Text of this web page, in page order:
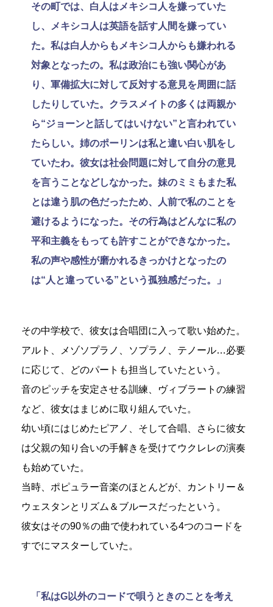
その町では、白人はメキシコ人を嫌っていた
し、メキシコ人は英語を話す人間を嫌ってい
た。私は白人からもメキシコ人からも嫌われる
対象となったの。私は政治にも強い関心があ
り、軍備拡大に対して反対する意見を周囲に話
したりしていた。クラスメイトの多くは両親か
ら“ジョーンと話してはいけない”と言われてい
たらしい。姉のポーリンは私と違い白い肌をし
ていたわ。彼女は社会問題に対して自分の意見
を言うことなどしなかった。妹のミミもまた私
とは違う肌の色だったため、人前で私のことを
避けるようになった。その行為はどんなに私の
平和主義をもっても許すことができなかった。
私の声や感性が磨かれるきっかけとなったの
は“人と違っている”という孤独感だった。」
その中学校で、彼女は合唱団に入って歌い始めた。
アルト、メゾソプラノ、ソプラノ、テノール…必要
に応じて、どのパートも担当していたという。
音のピッチを安定させる訓練、ヴィブラートの練習
など、彼女はまじめに取り組んでいた。
幼い頃にはじめたピアノ、そして合唱、さらに彼女
は父親の知り合いの手解きを受けてウクレレの演奏
も始めていた。
当時、ポピュラー音楽のほとんどが、カントリー＆
ウェスタンとリズム＆ブルースだったという。
彼女はその90％の曲で使われている4つのコードを
すでにマスターしていた。
「私はG以外のコードで唄うときのことを考え